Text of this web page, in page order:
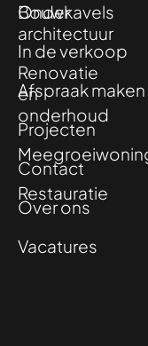
Onder
architectuur
Renovatie
en
onderhoud
Restauratie
Bouwkavels
In de verkoop
Afspraak maken
Projecten
Contact
Over ons
Vacatures